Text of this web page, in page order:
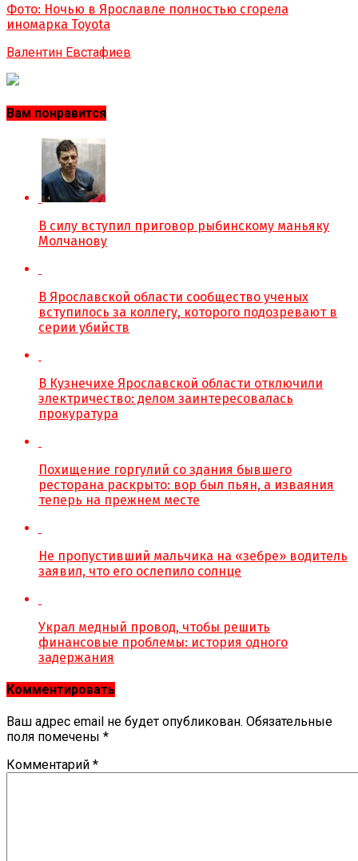
Фото: Ночью в Ярославле полностью сгорела
иномарка Toyota
Валентин Евстафиев
Вам понравится
В силу вступил приговор рыбинскому маньяку
Молчанову
В Ярославской области сообщество ученых
вступилось за коллегу, которого подозревают в
серии убийств
В Кузнечихе Ярославской области отключили
электричество: делом заинтересовалась
прокуратура
Похищение горгулий со здания бывшего
ресторана раскрыто: вор был пьян, а изваяния
теперь на прежнем месте
Не пропустивший мальчика на «зебре» водитель
заявил, что его ослепило солнце
Украл медный провод, чтобы решить
финансовые проблемы: история одного
задержания
Комментировать
Ваш адрес email не будет опубликован. Обязательные
поля помечены *
Комментарий *